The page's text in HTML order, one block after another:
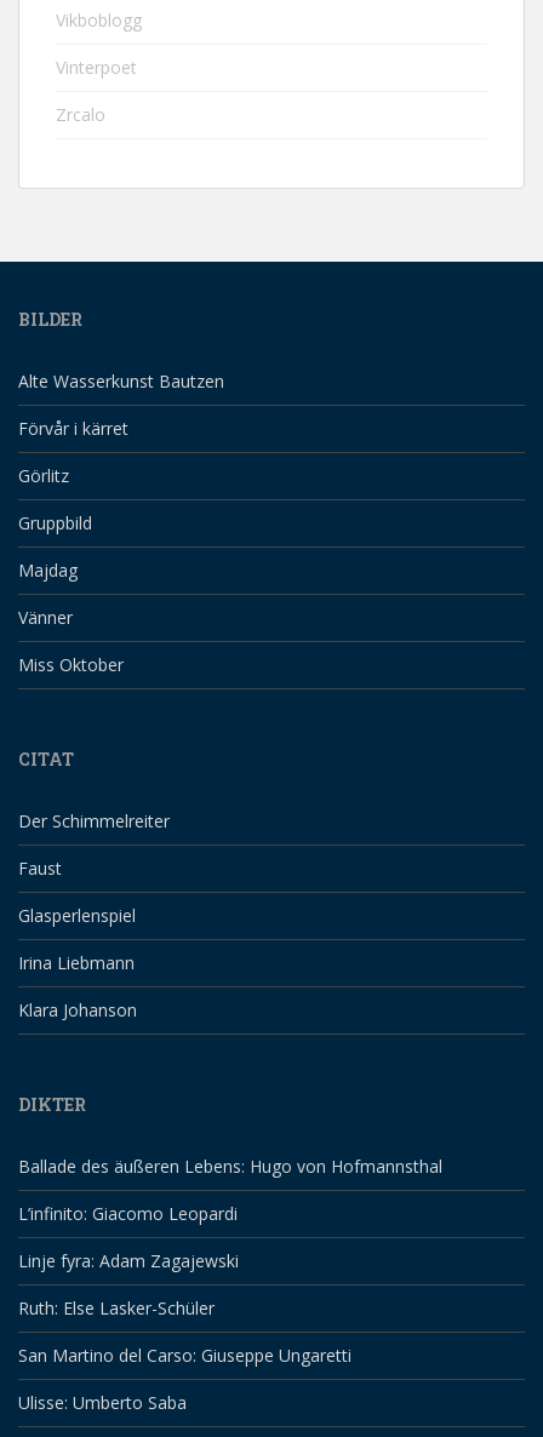
Vikboblogg
Vinterpoet
Zrcalo
BILDER
Alte Wasserkunst Bautzen
Förvår i kärret
Görlitz
Gruppbild
Majdag
Vänner
Miss Oktober
CITAT
Der Schimmelreiter
Faust
Glasperlenspiel
Irina Liebmann
Klara Johanson
DIKTER
Ballade des äußeren Lebens: Hugo von Hofmannsthal
L’infinito: Giacomo Leopardi
Linje fyra: Adam Zagajewski
Ruth: Else Lasker-Schüler
San Martino del Carso: Giuseppe Ungaretti
Ulisse: Umberto Saba